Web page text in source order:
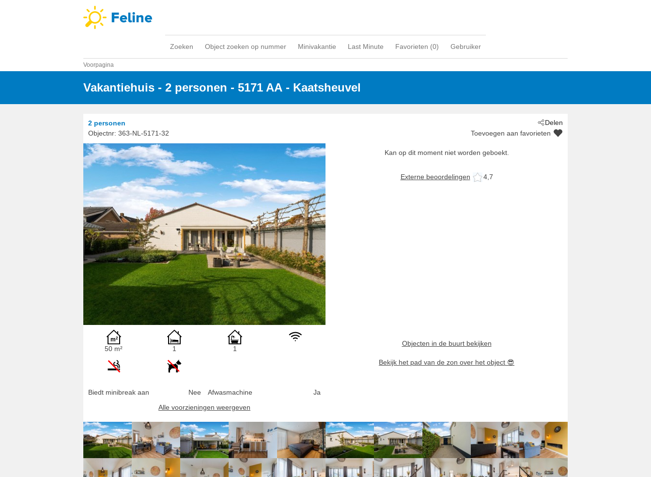
Zoeken Object zoeken op nummer Minivakantie Last Minute Favorieten (0) Gebruiker
Voorpagina
Vakantiehuis - 2 personen - 5171 AA - Kaatsheuvel
Delen
2 personen
Objectnr: 363-NL-5171-32 Toevoegen aan favorieten
Kan op dit moment niet worden geboekt.
Externe beoordelingen 4,7
50 m² 1 1
Biedt minibreak aan Nee Afwasmachine
Ja
Alle voorzieningen weergeven
Objecten in de buurt bekijken
Bekijk het pad van de zon over het object 😎